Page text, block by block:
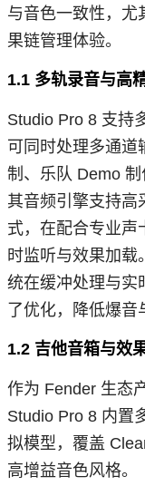
与音色一致性，尤
果链管理体验。
1.1 多轨录音与高
Studio Pro 8 支持
可同时处理多通道
制、乐队 Demo 制
其音频引擎支持高
式，在配合专业声
时监听与效果加载
统在缓冲处理与实
了优化，降低爆音
1.2 吉他音箱与效
作为 Fender 生态
Studio Pro 8 内置
拟模型，覆盖
高增益音色风格。